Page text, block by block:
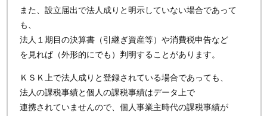
また、設立届出で法人成りと明示していない場合であって
も、
法人１期目の決算書（引継ぎ資産等）や消費税申告など
を見れば（外形的にでも）判明することがあります。
ＫＳＫ上で法人成りと登録されている場合であっても、
法人の課税事績と個人の課税事績はデータ上で
連携されていませんので、個人事業主時代の課税事績が